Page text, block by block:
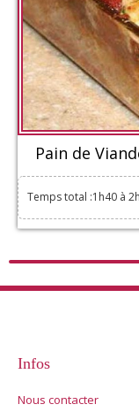
Pain de
Temps total :1h40 à
Infos
Nous contacter